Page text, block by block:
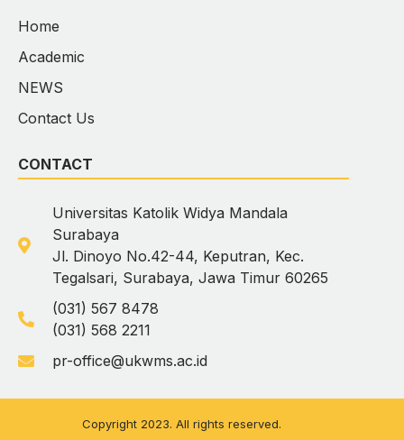
Home
Academic
NEWS
Contact Us
CONTACT
Universitas Katolik Widya Mandala
Surabaya
Jl. Dinoyo No.42-44, Keputran, Kec.
Tegalsari, Surabaya, Jawa Timur 60265
(031) 567 8478
(031) 568 2211
pr-office@ukwms.ac.id
Copyright 2023. All rights reserved.